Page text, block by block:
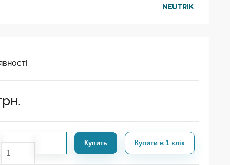
NEUTRIK
Купить Купити в 1 клік